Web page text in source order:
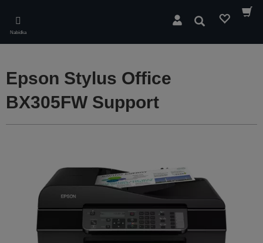
main
content
Nabídka
Hledat
Epson Stylus Office
BX305FW Support